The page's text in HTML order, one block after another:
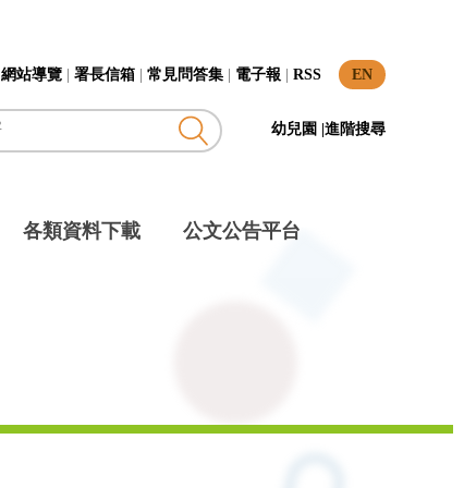
網站導覽 署長信箱 常見問答集 電子報 RSS EN
幼兒園 進階搜尋
各類資料下載 公文公告平台